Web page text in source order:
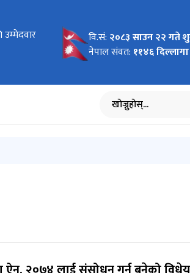
विधेयक
उम्मेदवार
लागि नाम
लागि नाम
विवरण
१००
वि.सं: २०८३ साउन २२ गते
नेपाल संवत: ११४६
खोज्नुहोस्